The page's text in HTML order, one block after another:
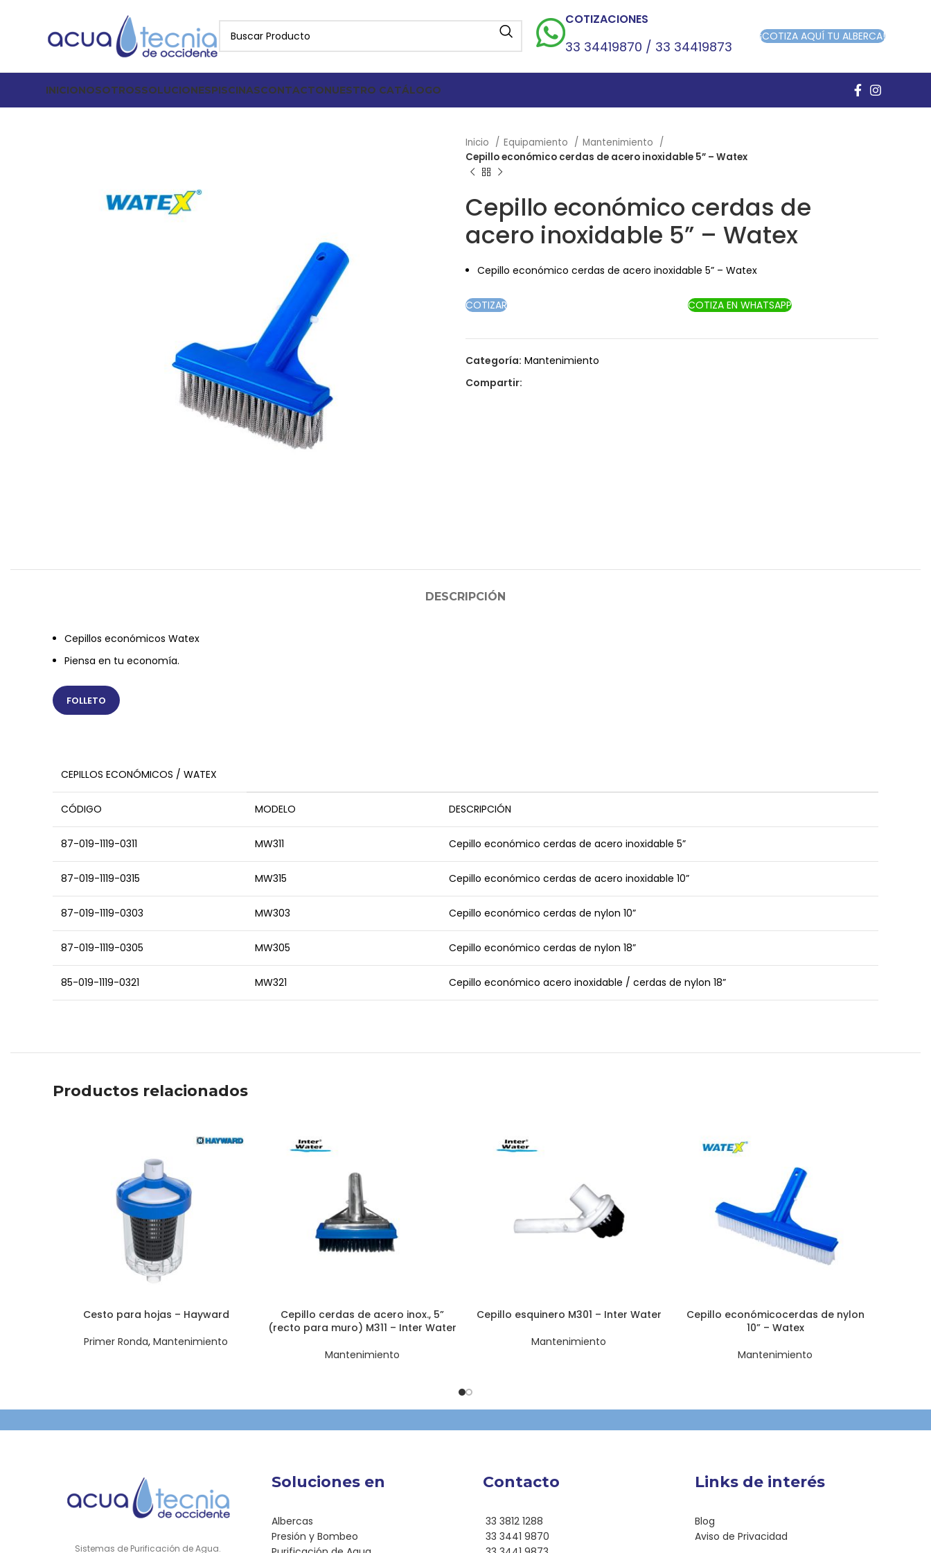
COTIZACIONES
33 34419870 / 33 34419873
¡COTIZA AQUÍ TU ALBERCA!
INICIONOSOTROSSOLUCIONESPISCINASCONTACTONUESTRO CATÁLOGO
Inicio Equipamiento
Mantenimiento
Cepillo económico cerdas de acero inoxidable 5” – Watex
Cepillo económico cerdas de
acero inoxidable 5” – Watex
Cepillo económico cerdas de acero inoxidable 5” – Watex
COTIZAR COTIZA EN WHATSAPP
Categoría: Mantenimiento
Compartir:
DESCRIPCIÓN
Cepillos económicos Watex
Piensa en tu economía.
FOLLETO
CEPILLOS ECONÓMICOS / WATEX
CÓDIGO MODELO DESCRIPCIÓN
87-019-1119-0311 MW311 Cepillo económico cerdas de acero inoxidable 5”
87-019-1119-0315 MW315 Cepillo económico cerdas de acero inoxidable 10”
87-019-1119-0303 MW303 Cepillo económico cerdas de nylon 10”
87-019-1119-0305 MW305 Cepillo económico cerdas de nylon 18”
85-019-1119-0321 MW321 Cepillo económico acero inoxidable / cerdas de nylon 18”
Productos relacionados
Cesto para hojas – Hayward
Primer Ronda, Mantenimiento
Cepillo cerdas de acero inox., 5”
(recto para muro) M311 – Inter Water
Mantenimiento
Cepillo esquinero M301 – Inter Water
Mantenimiento
Cepillo económicocerdas de nylon
10” – Watex
Mantenimiento
Sistemas de Purificación de Agua.
Soluciones en
Albercas
Presión y Bombeo
Contacto
33 3812 1288
33 3441 9870
Links de interés
Blog
Aviso de Privacidad